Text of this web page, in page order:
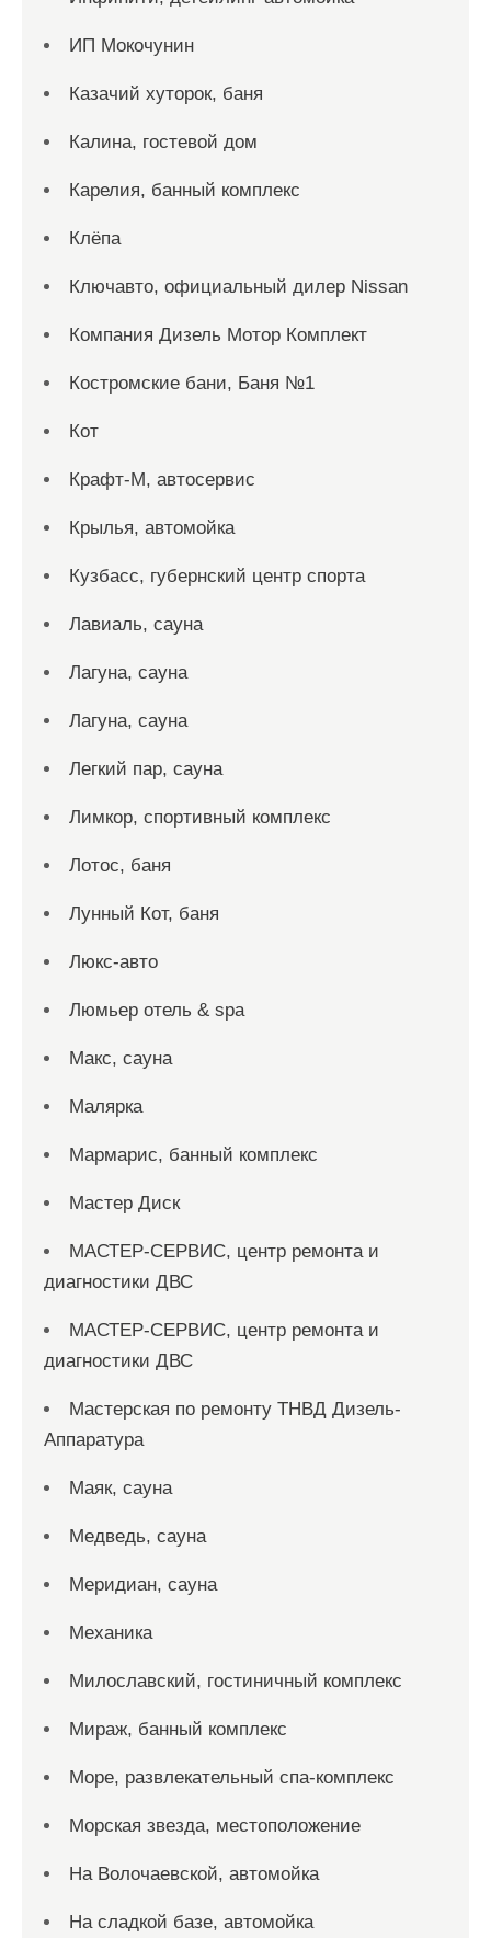
ИП Мокочунин
Казачий хуторок, баня
Калина, гостевой дом
Карелия, банный комплекс
Клёпа
Ключавто, официальный дилер Nissan
Компания Дизель Мотор Комплект
Костромские бани, Баня №1
Кот
Крафт-М, автосервис
Крылья, автомойка
Кузбасс, губернский центр спорта
Лавиаль, сауна
Лагуна, сауна
Лагуна, сауна
Легкий пар, сауна
Лимкор, спортивный комплекс
Лотос, баня
Лунный Кот, баня
Люкс-авто
Люмьер отель & spa
Макс, сауна
Малярка
Мармарис, банный комплекс
Мастер Диск
МАСТЕР-СЕРВИС, центр ремонта и
диагностики ДВС
МАСТЕР-СЕРВИС, центр ремонта и
диагностики ДВС
Мастерская по ремонту ТНВД Дизель-
Аппаратура
Маяк, сауна
Медведь, сауна
Меридиан, сауна
Механика
Милославский, гостиничный комплекс
Мираж, банный комплекс
Море, развлекательный спа-комплекс
Морская звезда, местоположение
На Волочаевской, автомойка
На сладкой базе, автомойка